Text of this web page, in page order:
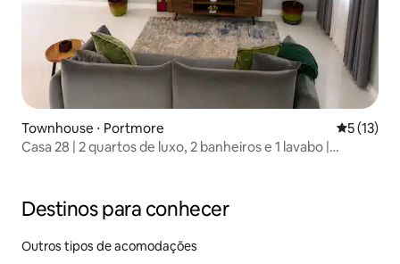
Townhouse ⋅ Portmore 5 de uma
5 (13)
Casa 28 | 2 quartos de luxo, 2 banheiros e 1 lavabo |
Destinos para conhecer
Outros tipos de acomodações